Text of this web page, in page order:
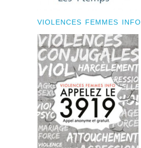
VIOLENCES FEMMES INFO